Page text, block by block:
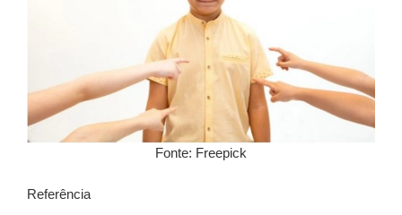
Fonte: Freepick
Referência